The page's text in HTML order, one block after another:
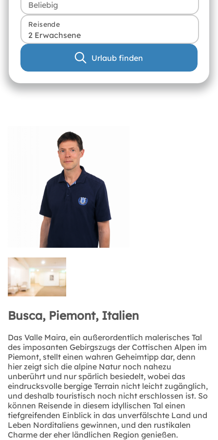
Reisende
2 Erwachsene
Urlaub finden
Busca, Piemont, Italien
Das Valle Maira, ein außerordentlich malerisches Tal
des imposanten Gebirgszugs der Cottischen Alpen im
Piemont, stellt einen wahren Geheimtipp dar, denn
hier zeigt sich die alpine Natur noch nahezu
unberührt und nur spärlich besiedelt, wobei das
eindrucksvolle bergige Terrain nicht leicht zugänglich,
und deshalb touristisch noch nicht erschlossen ist. So
können Reisende in diesem idyllischen Tal einen
tiefgreifenden Einblick in das unverfälschte Land und
Leben Norditaliens gewinnen, und den rustikalen
Charme der eher ländlichen Region genießen.